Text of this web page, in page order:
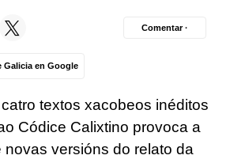
Galicia en Google
Comentar ·
textos xacobeos inéditos
Códice Calixtino provoca a
novas versións do relato da